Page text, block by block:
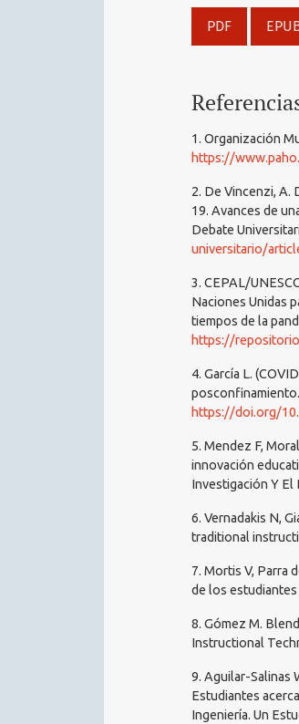
PDF
1. Organización
https://
2. De Vincenzi, A.
19. Avances de
Debate
universitario/
3. CEPAL/
Naciones Unidas
tiempos de la
https://
4. García L.
posconfinamiento.
https://doi.org/
5. Mendez F,
innovación
Investigación Y El
6. Vernadakis N,
traditional
7. Mortis V, Parra
de los estudiantes
8. Gómez M.
Instructional
9. Aguilar-Salinas
Estudiantes
Ingeniería. Un